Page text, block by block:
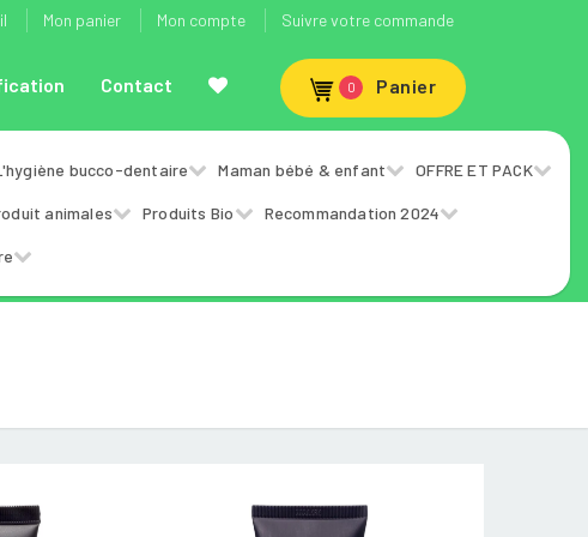
Mon panier Mon compte Suivre votre commande
Contact 0 Panier
bucco-dentaire Maman bébé & enfant OFFRE ET PACK
animales Produits Bio Recommandation 2024